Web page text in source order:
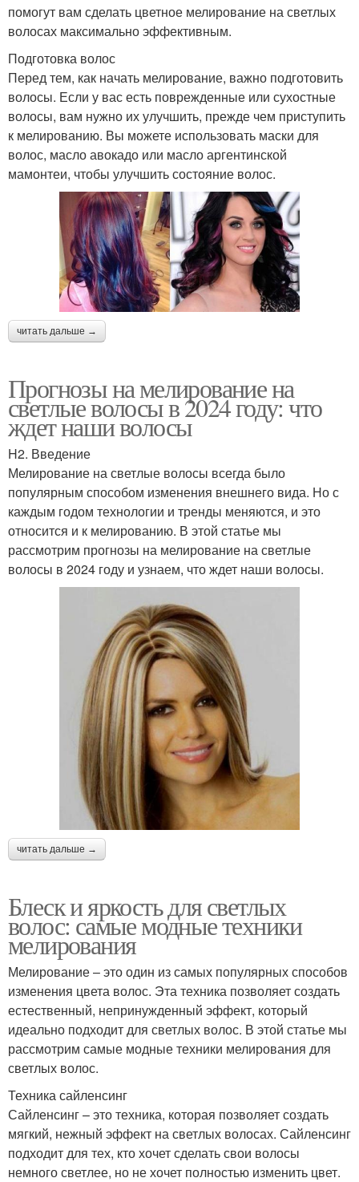
помогут вам сделать цветное мелирование на светлых
волосах максимально эффективным.
Подготовка волос
Перед тем, как начать мелирование, важно подготовить
волосы. Если у вас есть поврежденные или сухостные
волосы, вам нужно их улучшить, прежде чем приступить
к мелированию. Вы можете использовать маски для
волос, масло авокадо или масло аргентинской
мамонтеи, чтобы улучшить состояние волос.
читать дальше →
Прогнозы на мелирование на
светлые волосы в 2024 году: что
ждет наши волосы
H2. Введение
Мелирование на светлые волосы всегда было
популярным способом изменения внешнего вида. Но с
каждым годом технологии и тренды меняются, и это
относится и к мелированию. В этой статье мы
рассмотрим прогнозы на мелирование на светлые
волосы в 2024 году и узнаем, что ждет наши волосы.
читать дальше →
Блеск и яркость для светлых
волос: самые модные техники
мелирования
Мелирование – это один из самых популярных способов
изменения цвета волос. Эта техника позволяет создать
естественный, непринужденный эффект, который
идеально подходит для светлых волос. В этой статье мы
рассмотрим самые модные техники мелирования для
светлых волос.
Техника сайленсинг
Сайленсинг – это техника, которая позволяет создать
мягкий, нежный эффект на светлых волосах. Сайленсинг
подходит для тех, кто хочет сделать свои волосы
немного светлее, но не хочет полностью изменить цвет.